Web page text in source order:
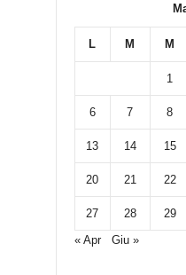
L M M
1
6 7 8
13 14 15
20 21 22
27 28 29
« Apr
Giu »